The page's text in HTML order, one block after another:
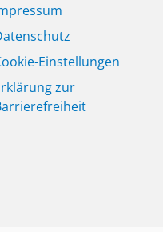
Einstellungen
zur